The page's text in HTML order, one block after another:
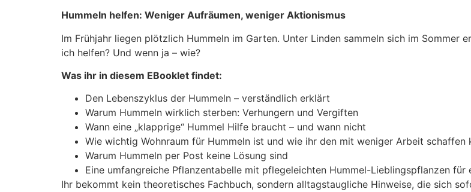
Hummeln helfen: Weniger Aufräumen, weniger Aktionismus
Im Frühjahr liegen plötzlich Hummeln im Garten. Unter Linden sammeln sich im Sommer
ich helfen? Und wenn ja – wie?
Was ihr in diesem EBooklet findet:
Den Lebenszyklus der Hummeln – verständlich erklärt
Warum Hummeln wirklich sterben: Verhungern und Vergiften
Wann eine „klapprige“ Hummel Hilfe braucht – und wann nicht
Wie wichtig Wohnraum für Hummeln ist und wie ihr den mit weniger Arbeit
Warum Hummeln per Post keine Lösung sind
Eine umfangreiche Pflanzentabelle mit pflegeleichten Hummel-Lieblingspflanzen für
Ihr bekommt kein theoretisches Fachbuch, sondern alltagstaugliche Hinweise, die sich